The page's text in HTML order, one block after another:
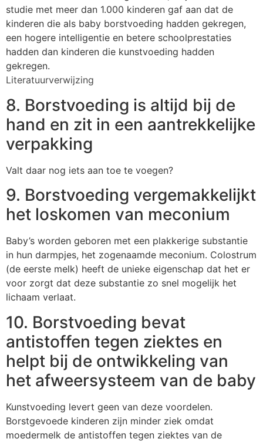
studie met meer dan 1.000 kinderen gaf aan dat de
kinderen die als baby borstvoeding hadden gekregen,
een hogere intelligentie en betere schoolprestaties
hadden dan kinderen die kunstvoeding hadden
gekregen.
Literatuurverwijzing
8. Borstvoeding is altijd bij de
hand en zit in een aantrekkelijke
verpakking
Valt daar nog iets aan toe te voegen?
9. Borstvoeding vergemakkelijkt
het loskomen van meconium
Baby’s worden geboren met een plakkerige substantie
in hun darmpjes, het zogenaamde meconium. Colostrum
(de eerste melk) heeft de unieke eigenschap dat het er
voor zorgt dat deze substantie zo snel mogelijk het
lichaam verlaat.
10. Borstvoeding bevat
antistoffen tegen ziektes en
helpt bij de ontwikkeling van
het afweersysteem van de baby
Kunstvoeding levert geen van deze voordelen.
Borstgevoede kinderen zijn minder ziek omdat
moedermelk de antistoffen tegen ziektes van de